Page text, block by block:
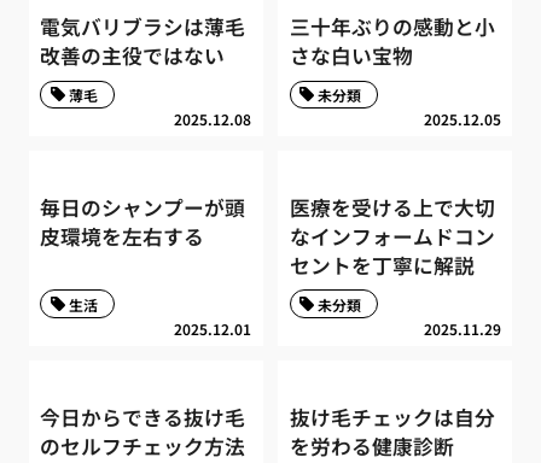
電気バリブラシは薄毛
改善の主役ではない
2025.12.08
薄毛
三十年ぶりの感動と小
さな白い宝物
2025.12.05
未分類
毎日のシャンプーが頭
皮環境を左右する
2025.12.01
生活
医療を受ける上で大切
なインフォームドコン
セントを丁寧に解説
2025.11.29
未分類
今日からできる抜け毛
のセルフチェック方法
抜け毛チェックは自分
を労わる健康診断